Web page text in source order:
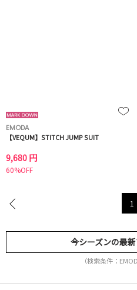
EMODA
【VEQUM】STITCH JUMP SUIT
9,680 円
60%OFF
1
今シーズンの最
（検索条件：